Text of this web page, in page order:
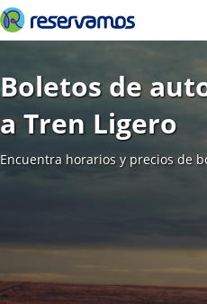
Boletos de
a Tren Ligero
Encuentra horarios y precios de